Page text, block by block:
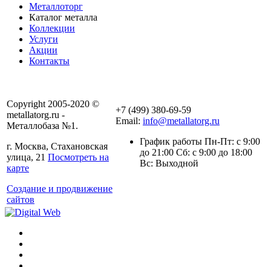
Металлоторг
Каталог металла
Коллекции
Услуги
Акции
Контакты
Copyright 2005-2020 ©
metallatorg.ru -
Металлобаза №1.
г. Москва, Стахановская
улица, 21 Посмотреть на
карте
Создание и продвижение
сайтов
+7 (499) 380-69-59
Email: info@metallatorg.ru
График работы Пн-Пт: с 9:00
до 21:00 Сб: с 9:00 до 18:00
Вс: Выходной